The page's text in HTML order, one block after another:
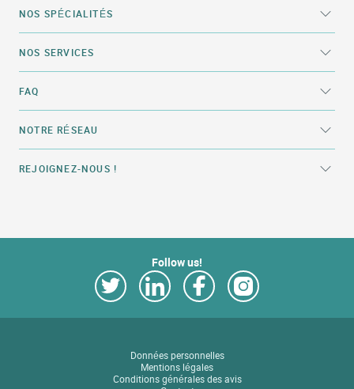
NOS SPÉCIALITÉS
NOS SERVICES
FAQ
NOTRE RÉSEAU
REJOIGNEZ-NOUS !
Follow us!
Données personnelles
Mentions légales
Conditions générales des avis